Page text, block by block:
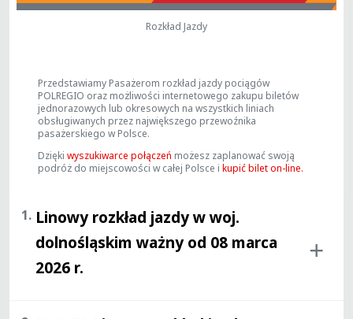
Rozkład Jazdy
Przedstawiamy Pasażerom rozkład jazdy pociągów
POLREGIO oraz możliwości internetowego zakupu biletów
jednorazowych lub okresowych na wszystkich liniach
obsługiwanych przez największego przewoźnika
pasażerskiego w Polsce.
Dzięki wyszukiwarce połączeń możesz zaplanować swoją
podróż do miejscowości w całej Polsce i kupić bilet on-line.
1. Linowy rozkład jazdy w woj.
dolnośląskim ważny od 08 marca
2026r.